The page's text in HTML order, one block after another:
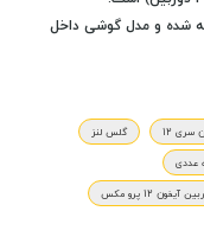
شده و مدل گوشی داخل
سری 12
گلس لنز
عددی
12 پرو مکس